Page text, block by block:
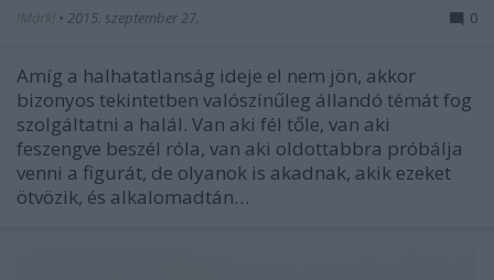
• 2015. szeptember 27. 0
Amíg a halhatatlanság ideje el nem jön, akkor
bizonyos tekintetben valószínűleg állandó témát fog
szolgáltatni a halál. Van aki fél tőle, van aki
feszengve beszél róla, van aki oldottabbra próbálja
venni a figurát, de olyanok is akadnak, akik ezeket
ötvözik, és alkalomadtán…